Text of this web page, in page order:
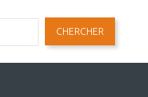
CHERCHER